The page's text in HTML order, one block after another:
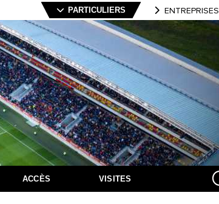
PARTICULIERS ENTREPRISES
ACCÈS VISITES